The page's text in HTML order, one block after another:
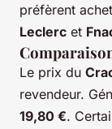
préfèrent
Leclerc et
Le prix du
revendeur.
19,80 €.